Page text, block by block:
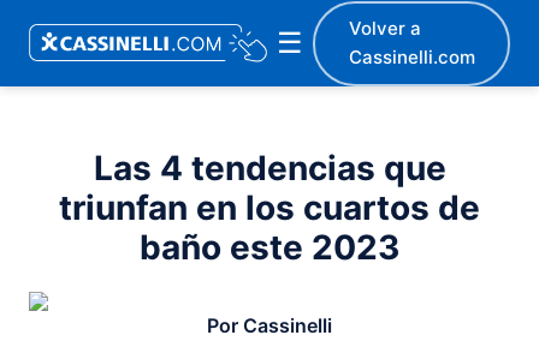
☰
Volver a
Cassinelli.com
Las 4 tendencias que
triunfan en los cuartos de
baño este 2023
Por Cassinelli